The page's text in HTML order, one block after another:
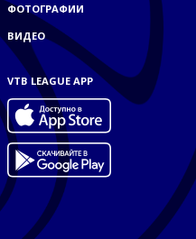
ФОТОГРАФИИ
ВИДЕО
VTB LEAGUE APP